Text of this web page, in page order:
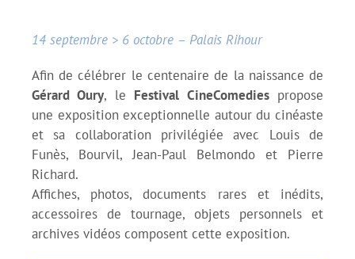
News
Court-métrages
Label CineComedies
14 septembre > 6 octobre – Palais Rihour
Afin de célébrer le centenaire de la naissance de
Gérard Oury, le Festival CineComediespropose
une exposition exceptionnelle autour du cinéaste
et sa collaboration privilégiée avec Louis de
Funès, Bourvil, Jean-Paul Belmondo et Pierre
Richard.
Affiches, photos, documents rares et inédits,
accessoires de tournage, objets personnels et
archives vidéos composent cette exposition.